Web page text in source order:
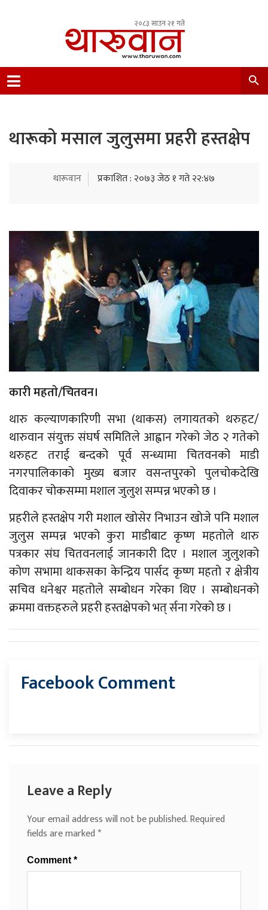
२०८३ साउन २१ गते
Nepal.
थारूकाे मसाल जुलुसमा प्रहरी हस्तक्षेप
थारूवान प्रकाशित : २०७३ जेठ १ गते २२:४७
कारी महताे/चितवन।
थारु कल्याणकारिणी सभा (थाकस) लगायतको थरुहट/
थारुवान संयुक्त संघर्ष समितिले आह्वान गरेको जेठ २ गतेको
थरुहट तराई बन्दको पूर्व सन्ध्यामा चितवनको माडी
नगरपालिकाको मुख्य बजार वसन्तपुरको पुलचोकदेखि
दिवाकर चोकसम्मा मशाल जुलुश सम्पन्न भएको छ ।
प्रहरीले हस्तक्षेप गरी मशाल खोसेर निभाउन खोजे पनि मशाल
जुलुस सम्पन्न भएको कुरा माडीबाट कृष्ण महतोले थारु
पत्रकार संघ चितवनलाई जानकारी दिए । मशाल जुलुशको
कोण सभामा थाकसका केन्द्रिय पार्सद कृष्ण महतो र क्षेत्रीय
सचिव धनेश्वर महतोले सम्बोधन गरेका थिए । सम्बोधनको
क्रममा वक्तहरुले प्रहरी हस्तक्षेपको भत् र्सना गरेको छ ।
Facebook Comment
Leave a Reply
Your email address will not be published.Required
fields are marked*
Comment *